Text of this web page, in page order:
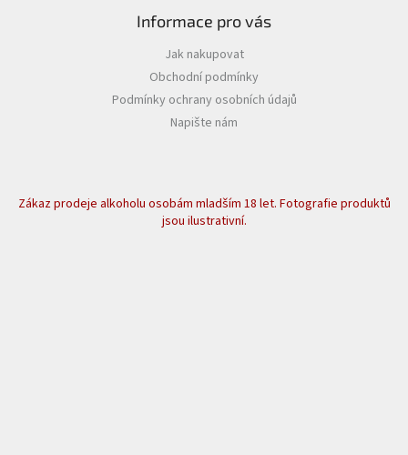
Informace pro vás
Jak nakupovat
Obchodní podmínky
Podmínky ochrany osobních údajů
Napište nám
Zákaz prodeje alkoholu osobám mladším 18 let. Fotografie produktů
jsou ilustrativní.